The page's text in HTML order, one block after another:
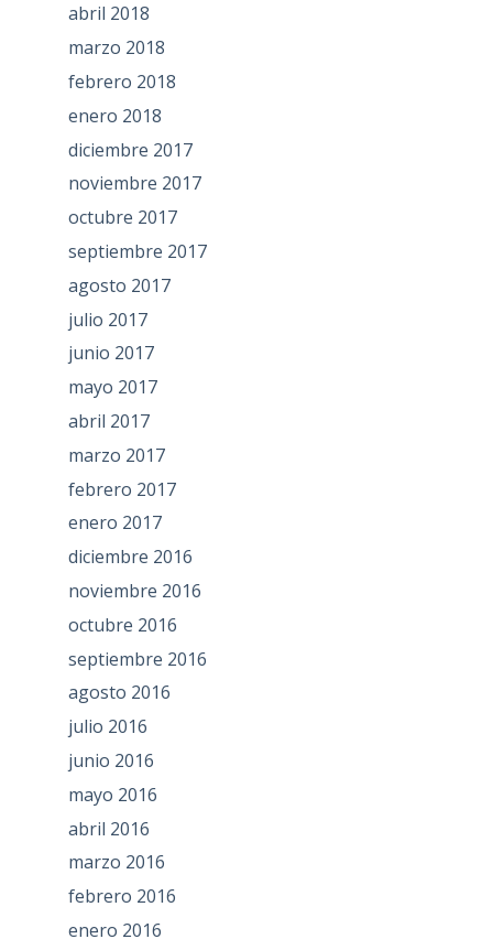
abril 2018
marzo 2018
febrero 2018
enero 2018
diciembre 2017
noviembre 2017
octubre 2017
septiembre 2017
agosto 2017
julio 2017
junio 2017
mayo 2017
abril 2017
marzo 2017
febrero 2017
enero 2017
diciembre 2016
noviembre 2016
octubre 2016
septiembre 2016
agosto 2016
julio 2016
junio 2016
mayo 2016
abril 2016
marzo 2016
febrero 2016
enero 2016